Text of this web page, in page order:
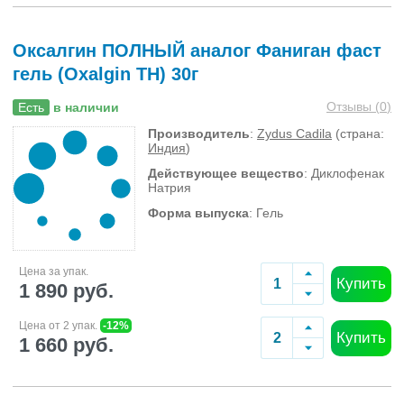
Оксалгин ПОЛНЫЙ аналог Фаниган фаст
гель (Oxalgin TH) 30г
Есть в наличии Отзывы (0)
Производитель: Zydus Cadila (страна:
Индия)
Действующее вещество: Диклофенак
Натрия
Форма выпуска: Гель
Цена за упак.
1 890 руб. Купить
Цена от 2 упак. -12%
1 660 руб. Купить